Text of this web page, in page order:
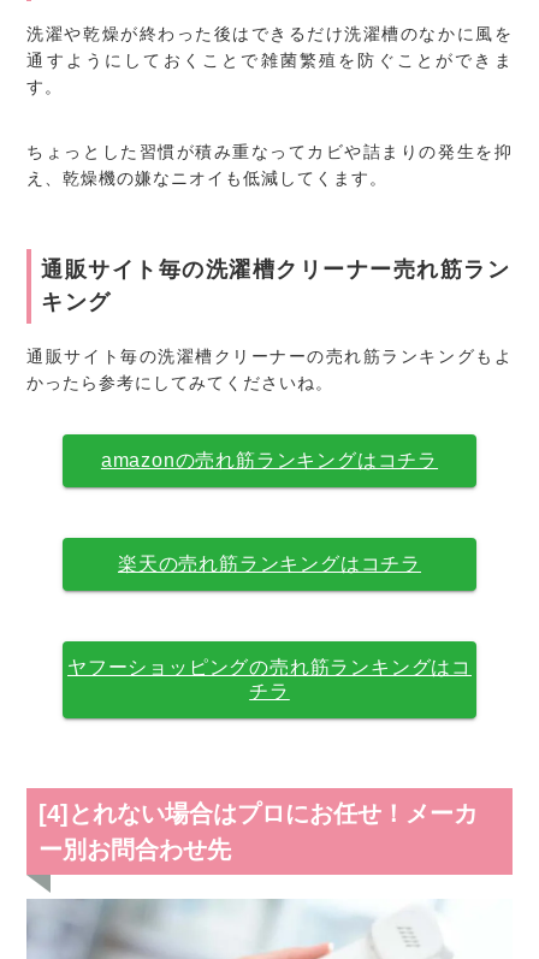
洗濯や乾燥が終わった後はできるだけ洗濯槽のなかに風を
通すようにしておくことで雑菌繁殖を防ぐことができま
す。
ちょっとした習慣が積み重なってカビや詰まりの発生を抑
え、乾燥機の嫌なニオイも低減してくます。
通販サイト毎の洗濯槽クリーナー売れ筋ラン
キング
通販サイト毎の洗濯槽クリーナーの売れ筋ランキングもよ
かったら参考にしてみてくださいね。
amazonの売れ筋ランキングはコチラ
楽天の売れ筋ランキングはコチラ
ヤフーショッピングの売れ筋ランキングはコ
チラ
[4]とれない場合はプロにお任せ！メーカ
ー別お問合わせ先